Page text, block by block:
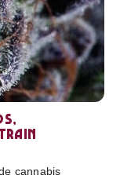
cannabis